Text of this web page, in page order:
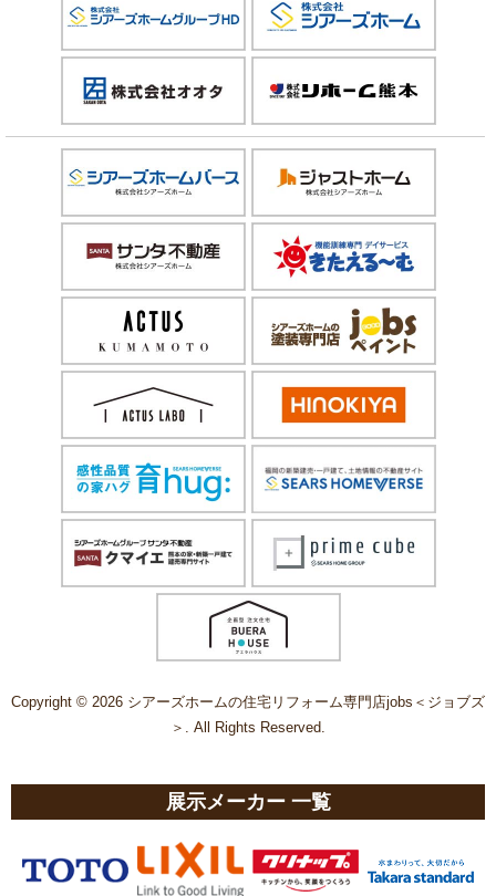
Copyright © 2026 シアーズホームの住宅リフォーム専門店jobs＜ジョブズ
＞. All Rights Reserved.
展示メーカー 一覧